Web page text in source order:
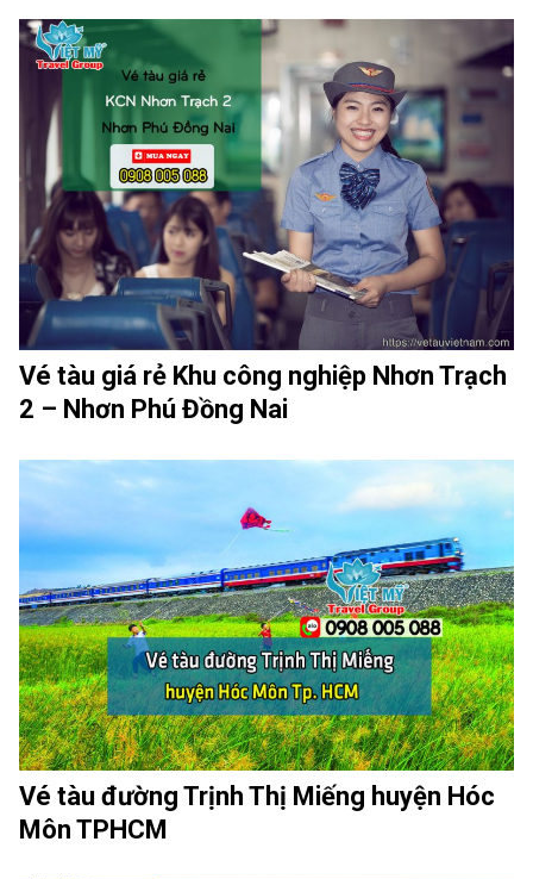
Vé tàu giá rẻ Khu công nghiệp Nhơn Trạch
2 – Nhơn Phú Đồng Nai
Vé tàu đường Trịnh Thị Miếng huyện Hóc
Môn TPHCM